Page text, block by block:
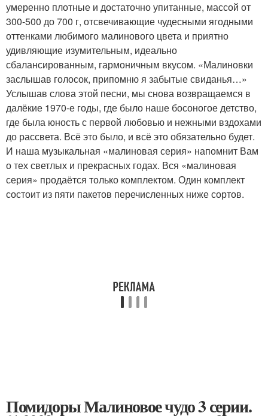
умеренно плотные и достаточно упитанные, массой от
300-500 до 700 г, отсвечивающие чудесными ягодными
оттенками любимого малинового цвета и приятно
удивляющие изумительным, идеально
сбалансированным, гармоничным вкусом. «Малиновки
заслышав голосок, припомню я забытые свиданья…»
Услышав слова этой песни, мы снова возвращаемся в
далёкие 1970-е годы, где было наше босоногое детство,
где была юность с первой любовью и нежными вздохами
до рассвета. Всё это было, и всё это обязательно будет.
И наша музыкальная «малиновая серия» напомнит Вам
о тех светлых и прекрасных годах. Вся «малиновая
серия» продаётся только комплектом. Один комплект
состоит из пяти пакетов перечисленных ниже сортов.
Помидоры Малиновое чудо 3 серии.